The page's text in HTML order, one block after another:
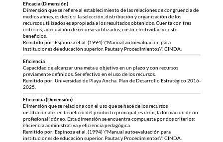
Eficacia (Dimensión)
Dimensión que se refiere al establecimiento de las relaciones de congruencia de
medios afines, es decir, si la selección, distribución y organización de los
recursos utilizados es apropiada a los resultados obtenidos. Cuenta con tres
criterios; adecuación de recursos utilizados, costo-efectividad y costo-
beneficios.
Remitido por: Espinoza et al. (1994) \"Manual autoevaluación para
instituciones de educación superior. Pautas y Procedimientos\". CINDA.
Eficiencia
Capacidad de alcanzar una meta u objetivo en un plazo y con recursos
previamente definidos. Ser efectivo en el uso de los recursos.
Remitido por: Universidad de Playa Ancha. Plan de Desarrollo Estratégico 2016-
2025.
Eficiencia (Dimensión)
Dimensión que se relaciona con el uso que se hace de los recursos
institucionales en beneficio del producto principal, es decir, la formación de un
profesional idóneo. Esta dimensión se encuentra compuesta por dos criterios:
eficiencia administrativa y eficiencia pedagógica.
Remitido por: Espinoza et al. (1994) \"Manual autoevaluación para
instituciones de educación superior. Pautas y Procedimientos\". CINDA.